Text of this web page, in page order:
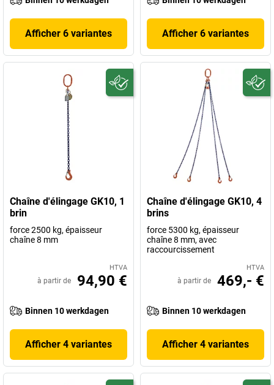
Afficher 6 variantes Afficher 6 variantes
Chaîne d'élingage GK10, 1
brin
force 2500 kg, épaisseur
chaîne 8 mm
HTVA
à partir de 94,90 €
Binnen 10 werkdagen
Afficher 4 variantes
Chaîne d'élingage GK10, 4
brins
force 5300 kg, épaisseur
chaîne 8 mm, avec
raccourcissement
HTVA
à partir de 469,- €
Binnen 10 werkdagen
Afficher 4 variantes